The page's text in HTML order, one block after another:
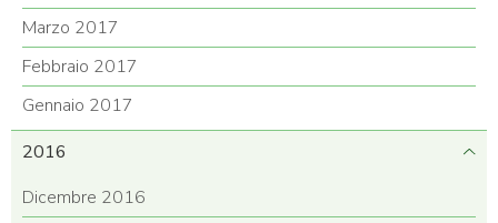
Marzo 2017
Febbraio 2017
Gennaio 2017
2016
Dicembre 2016